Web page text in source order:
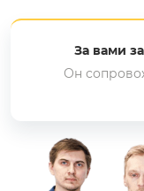
За вами
Он